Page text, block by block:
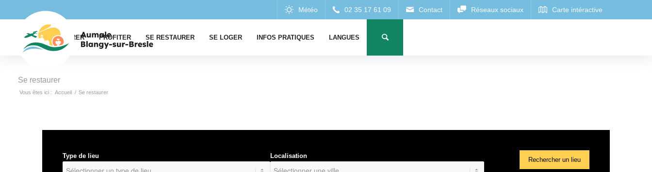
EXPLORER PROFITER SE RESTAURER SE LOGER INFOS PRATIQUES LANGUES
Se restaurer
Vous êtes ici : Accueil / Se restaurer
Type de lieu Localisation
Rechercher un lieu